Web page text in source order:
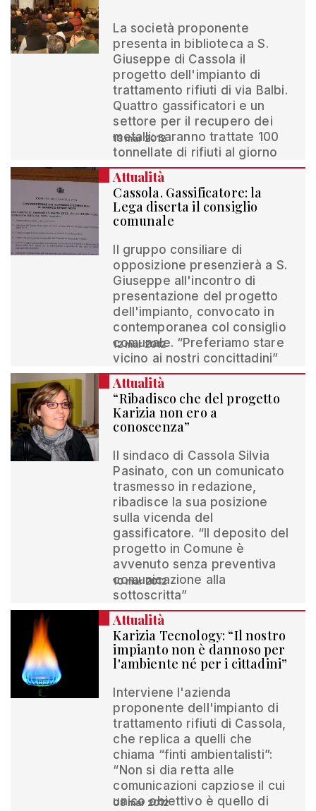
La società proponente
presenta in biblioteca a S.
Giuseppe di Cassola il
progetto dell'impianto di
trattamento rifiuti di via Balbi.
Quattro gassificatori e un
settore per il recupero dei
metalli: saranno trattate 100
tonnellate di rifiuti al giorno
13 mar 2012
Attualità
Cassola. Gassificatore: la
Lega diserta il consiglio
comunale
Il gruppo consiliare di
opposizione presenzierà a S.
Giuseppe all'incontro di
presentazione del progetto
dell'impianto, convocato in
contemporanea col consiglio
comunale. “Preferiamo stare
vicino ai nostri concittadini”
12 mar 2012
Attualità
“Ribadisco che del progetto
Karizia non ero a
conoscenza”
Il sindaco di Cassola Silvia
Pasinato, con un comunicato
trasmesso in redazione,
ribadisce la sua posizione
sulla vicenda del
gassificatore. “Il deposito del
progetto in Comune è
avvenuto senza preventiva
comunicazione alla
sottoscritta”
10 mar 2012
Attualità
Karizia Tecnology: “Il nostro
impianto non è dannoso per
l'ambiente né per i cittadini”
Interviene l'azienda
proponente dell'impianto di
trattamento rifiuti di Cassola,
che replica a quelli che
chiama “finti ambientalisti”:
“Non si dia retta alle
comunicazioni capziose il cui
unico obiettivo è quello di
08 mar 2012